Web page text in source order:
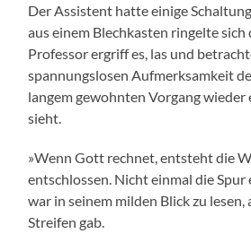
Der Assistent hatte einige
aus einem Blechkasten ringelte sich
Professor ergriff es, las und
spannungslosen Aufmerksamkeit
langem gewohnten Vorgang wieder
sieht.
»Wenn Gott rechnet, entsteht die
entschlossen. Nicht einmal die Spur
war in seinem milden Blick zu lesen,
Streifen gab.